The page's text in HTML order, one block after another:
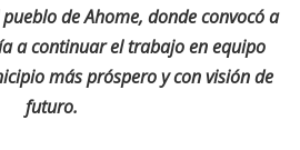
de Ahome, donde convocó a
a continuar el trabajo en equipo
más próspero y con visión de
futuro.